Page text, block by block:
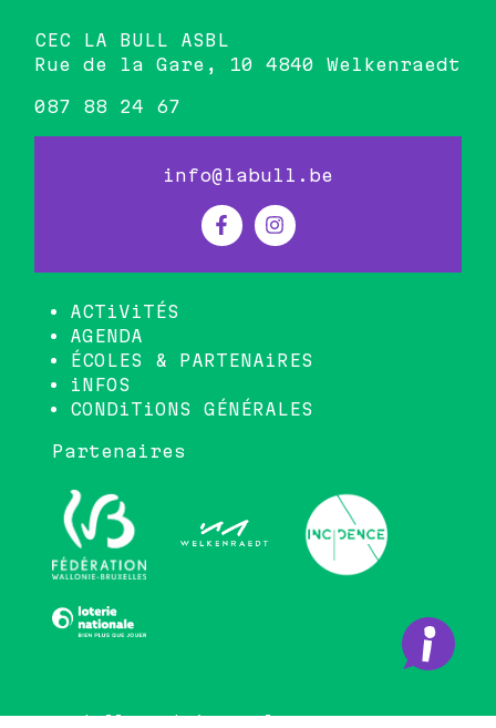
CEC LA BULL ASBL
Rue de la Gare, 10 4840 Welkenraedt
087 88 24 67
info@labull.be
© La bull - websitescalp.agency
ACTiViTÉS
AGENDA
ÉCOLES & PARTENAiRES
iNFOS
CONDiTiONS GÉNÉRALES
Partenaires